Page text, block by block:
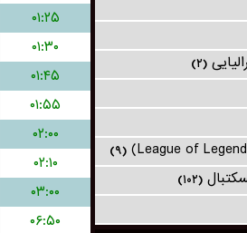
(۲)
(۹)
(۱۰۲)
۰۱:۲۵
۰۱:۳۰
۰۱:۴۵
۰۱:۵۵
۰۲:۰۰
۰۲:۱۰
۰۳:۰۰
۰۶:۵۰